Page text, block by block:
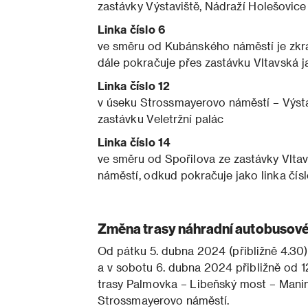
zastávky Výstaviště, Nádraží
Linka číslo 6
ve směru od Kubánského náměstí je
dále pokračuje přes zastávku Vltavská
Linka číslo 12
v úseku Strossmayerovo náměstí –
zastávku Veletržní palác
Linka číslo 14
ve směru od Spořilova ze zastávky
náměstí, odkud pokračuje jako linka
Změna trasy náhradní
Od pátku 5. dubna 2024 (přibližně
a v sobotu 6. dubna 2024 přibližně od
trasy Palmovka – Libeňský most –
Strossmayerovo náměstí.